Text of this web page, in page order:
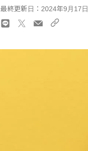
最終更新日：2024年9月17日